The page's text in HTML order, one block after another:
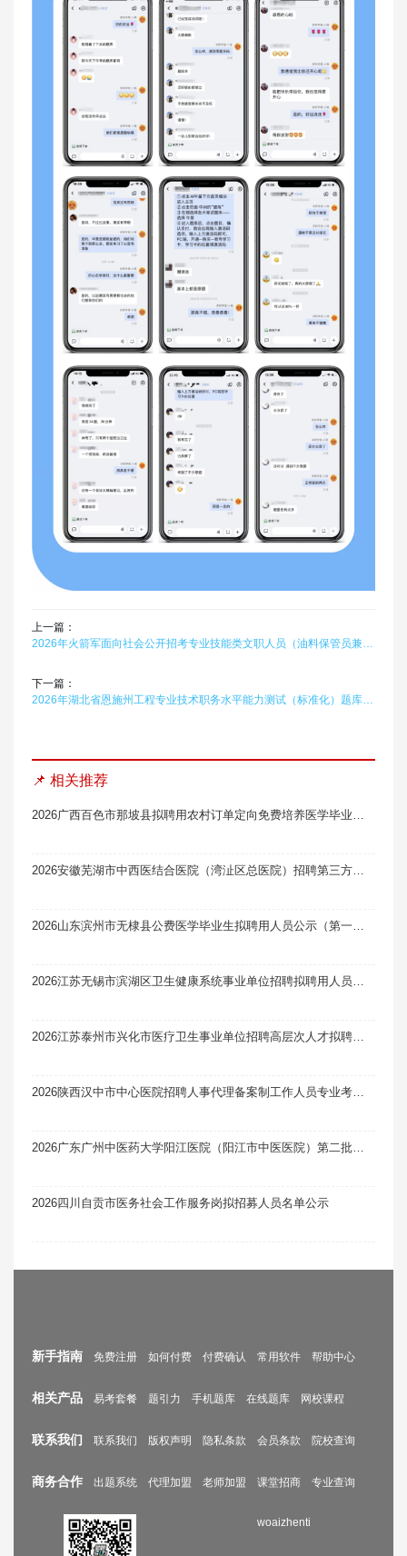
上一篇：
2026年火箭军面向社会公开招考专业技能类文职人员（油料保管员兼电工）题库软件题引力
下一篇：
2026年湖北省恩施州工程专业技术职务水平能力测试（标准化）题库软件题引力
📌 相关推荐
2026四川自贡市医务社会工作服务岗拟招募人员名单公示
新手指南 免费注册 如何付费 付费确认 常用软件 帮助中心
相关产品 易考套餐 题引力 手机题库 在线题库 网校课程
联系我们 联系我们 版权声明 隐私条款 会员条款 院校查询
商务合作 出题系统 代理加盟 老师加盟 课堂招商 专业查询
woaizhenti